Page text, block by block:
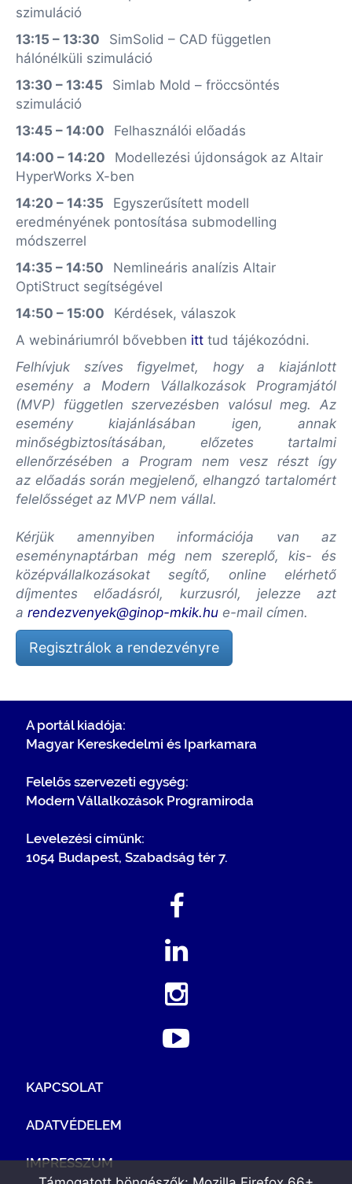
szimuláció
13:15 – 13:30 SimSolid – CAD független
hálónélküli szimuláció
13:30 – 13:45 Simlab Mold – fröccsöntés
szimuláció
13:45 – 14:00 Felhasználói előadás
14:00 – 14:20 Modellezési újdonságok az Altair
HyperWorks X-ben
14:20 – 14:35 Egyszerűsített modell
eredményének pontosítása submodelling
módszerrel
14:35 – 14:50 Nemlineáris analízis Altair
OptiStruct segítségével
14:50 – 15:00 Kérdések, válaszok
A webináriumról bővebben itt tud tájékozódni.
Felhívjuk szíves figyelmet, hogy a kiajánlott
esemény a Modern Vállalkozások Programjától
(MVP) független szervezésben valósul meg. Az
esemény kiajánlásában igen, annak
minőségbiztosításában, előzetes tartalmi
ellenőrzésében a Program nem vesz részt így
az előadás során megjelenő, elhangzó tartalomért
felelősséget az MVP nem vállal.
Kérjük amennyiben információja van az
eseménynaptárban még nem szereplő, kis- és
középvállalkozásokat segítő, online elérhető
díjmentes előadásról, kurzusról, jelezze azt
a rendezvenyek@ginop-mkik.hu e-mail címen.
Regisztrálok a rendezvényre
A portál kiadója:
Magyar Kereskedelmi és Iparkamara
Felelős szervezeti egység:
Modern Vállalkozások Programiroda
Levelezési címünk:
1054 Budapest, Szabadság tér 7.
KAPCSOLAT
ADATVÉDELEM
IMPRESSZUM